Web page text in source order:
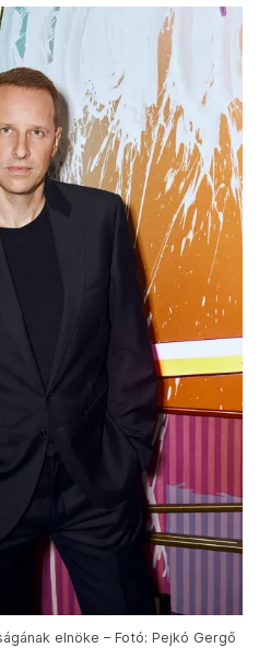
elnöke – Fotó: Pejkó Gergő